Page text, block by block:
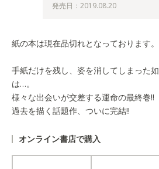
発売日：2019.08.20
紙の本は現在品切れとなっております。
手紙だけを残し、姿を消してしまった
は…。
様々な出会いが交差する運命の最終巻
過去を描く話題作、ついに完結!!
オンライン書店で購入